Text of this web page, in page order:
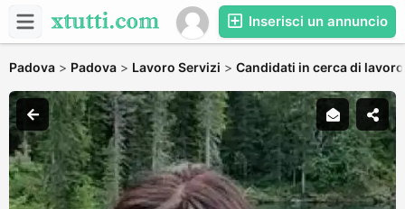
Inserisci un annuncio
Padova > Padova > Lavoro Servizi > Candidati in cerca di lavoro